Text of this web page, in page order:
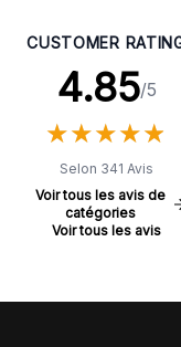
CUSTOMER
4.85/5
★★★★★
★★★★★
Selon 341 Avis
Voir tous les avis de
catégories
Voir tous les avis